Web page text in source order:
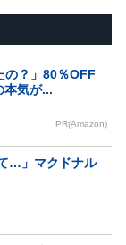
の？」80％OFF
本気が...
PR(Amazon)
…」マクドナル